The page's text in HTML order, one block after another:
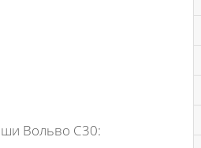
Вольво С30: